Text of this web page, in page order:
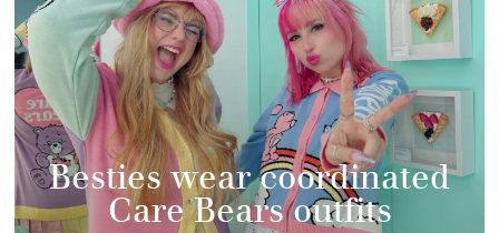
Besties wear coordinated
Care Bears outfits